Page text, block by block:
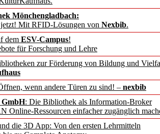
Mönchengladbach:
Mit RFID-Lösungen von Nexbib.
dem ESV-Campus!
für Forschung und Lehre
zur Förderung von Bildung und
wenn andere Türen zu sind! – nexbib
GmbH: Die Bibliothek als Information-Broker
Online-Ressourcen einfacher zugänglich
die 3D App: Von den ersten Lehrmitteln
Siebeck
Zeitschrift für
Attempto